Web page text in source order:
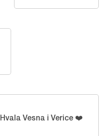
Hvala Vesna i Verice ❤️